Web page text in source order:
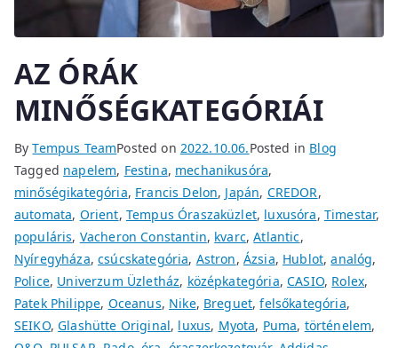
AZ ÓRÁK
MINŐSÉGKATEGÓRIÁI
ByTempus TeamPosted on 2022.10.06.Posted in Blog
Tagged napelem, Festina, mechanikusóra,
minőségikategória, Francis Delon, Japán, CREDOR,
automata, Orient, Tempus Óraszaküzlet, luxusóra, Timestar,
populáris, Vacheron Constantin, kvarc,Atlantic,
Nyíregyháza,csúcskategória, Astron, Ázsia, Hublot,analóg,
Police, Univerzum Üzletház, középkategória,CASIO, Rolex,
Patek Philippe, Oceanus, Nike, Breguet,felsőkategória,
SEIKO,Glashütte Original, luxus, Myota, Puma, történelem,